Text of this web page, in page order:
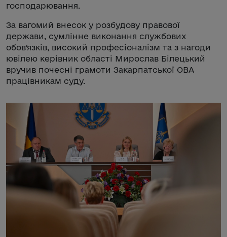
господарювання.
За вагомий внесок у розбудову правової
держави, сумлінне виконання службових
обовʼязків, високий професіоналізм та з нагоди
ювілею керівник області Мирослав Білецький
вручив почесні грамоти Закарпатської ОВА
працівникам суду.